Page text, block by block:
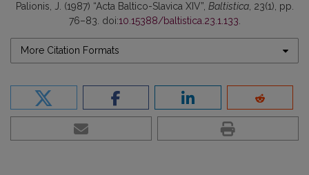
Palionis, J. (1987) “Acta Baltico-Slavica XIV”, Baltistica, 23(1), pp.
76–83. doi:10.15388/baltistica.23.1.133
More Citation Formats